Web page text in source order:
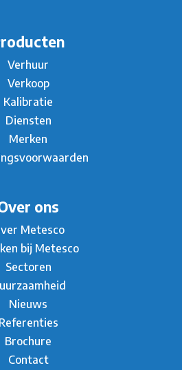
Verhuur
Verkoop
Kalibratie
Diensten
Merken
ons
Metesco
bij Metesco
Sectoren
Nieuws
Referenties
Brochure
Contact